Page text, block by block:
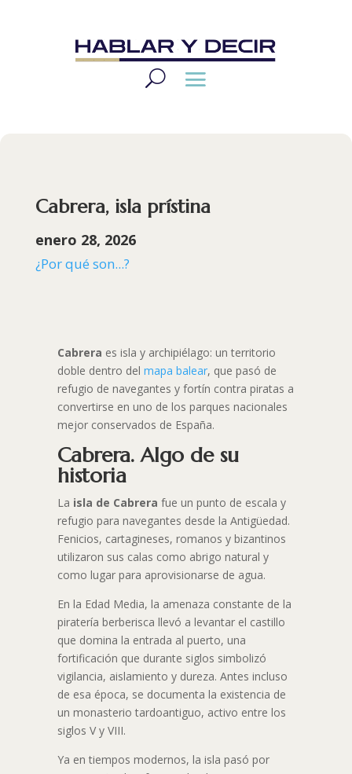
Cabrera, isla prístina
enero 28, 2026
¿Por qué son...?
Cabrera es isla y archipiélago: un territorio
doble dentro del mapa balear, que pasó de
refugio de navegantes y fortín contra piratas a
convertirse en uno de los parques nacionales
mejor conservados de España.
Cabrera. Algo de su
historia
La isla de Cabrera fue un punto de escala y
refugio para navegantes desde la Antigüedad.
Fenicios, cartagineses, romanos y bizantinos
utilizaron sus calas como abrigo natural y
como lugar para aprovisionarse de agua.
En la Edad Media, la amenaza constante de la
piratería berberisca llevó a levantar el castillo
que domina la entrada al puerto, una
fortificación que durante siglos simbolizó
vigilancia, aislamiento y dureza. Antes incluso
de esa época, se documenta la existencia de
un monasterio tardoantiguo, activo entre los
siglos V y VIII.
Ya en tiempos modernos, la isla pasó por